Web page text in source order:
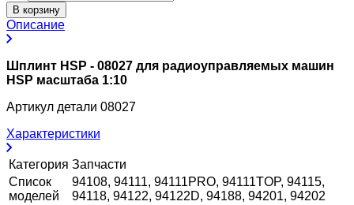
В корзину
Описание
Шплинт HSP - 08027 для радиоуправляемых машин
HSP масштаба 1:10
Артикул детали 08027
Характеристики
Категория Запчасти
Список
моделей
94108, 94111, 94111PRO, 94111TOP, 94115,
94118, 94122, 94122D, 94188, 94201, 94202